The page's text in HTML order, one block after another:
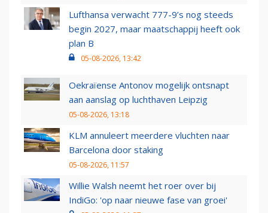
Lufthansa verwacht 777-9’s nog steeds
begin 2027, maar maatschappij heeft ook
plan B
05-08-2026, 13:42
Oekraïense Antonov mogelijk ontsnapt
aan aanslag op luchthaven Leipzig
05-08-2026, 13:18
KLM annuleert meerdere vluchten naar
Barcelona door staking
05-08-2026, 11:57
Willie Walsh neemt het roer over bij
IndiGo: 'op naar nieuwe fase van groei'